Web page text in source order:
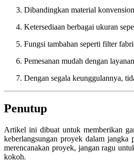
Dibandingkan material
Ketersediaan berbagai ukuran
Fungsi tambahan seperti filter
Pemesanan mudah dengan
Dengan segala keunggulannya,
Penutup
Artikel ini dibuat untuk memberikan
keberlangsungan proyek dalam
merencanakan proyek, jangan ragu
kokoh.